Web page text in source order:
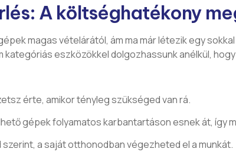
A költséghatékony
magas vételárától, ám ma már létezik egy
kategóriás eszközökkel dolgozhassunk anélkül,
érte, amikor tényleg szükséged van rá.
gépek folyamatos karbantartáson esnek át, így
a saját otthonodban végezheted el a munkát.